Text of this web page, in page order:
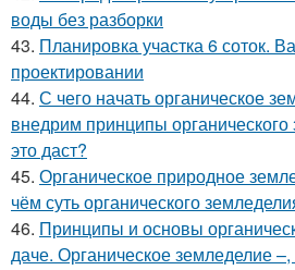
воды без разборки
43. Планировка участка 6 соток.
проектировании
44. С чего начать органическое
внедрим принципы
это даст?
45. Органическое природное
чём суть органического
46. Принципы и основы
даче. Органическое земледелие –,